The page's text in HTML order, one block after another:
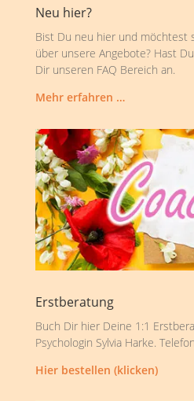
Neu hier?
Bist Du neu hier und möchtest
über unsere Angebote? Hast
Dir unseren FAQ Bereich an.
Mehr erfahren …
Erstberatung
Buch Dir hier Deine 1:1
Psychologin Sylvia Harke.
Hier bestellen (klicken)